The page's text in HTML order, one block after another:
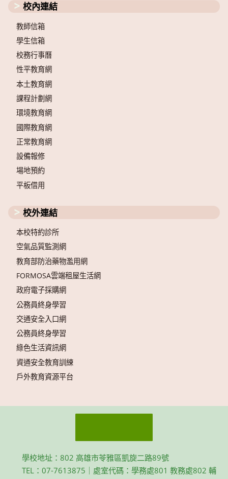
校內連結
教師信箱
學生信箱
校務行事曆
性平教育網
本土教育網
課程計劃網
環境教育網
國際教育網
正常教育網
設備報修
場地預約
平板借用
校外連結
本校特約診所
空氣品質監測網
教育部防治藥物濫用網
FORMOSA雲端租屋生活網
政府電子採購網
公務員終身學習
交通安全入口網
公務員終身學習
綠色生活資訊網
資通安全教育訓練
戶外教育資源平台
學校地址：802 高雄市苓雅區凱旋二路89號
TEL：07-7613875｜處室代碼：學務處801 教務處802 輔